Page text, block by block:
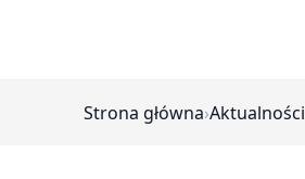
Strona główna›Aktualności